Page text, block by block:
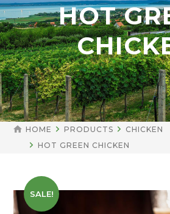
HOT
HOME PRODUCTS
CHICKEN
HOT GREEN CHICKEN
SALE!